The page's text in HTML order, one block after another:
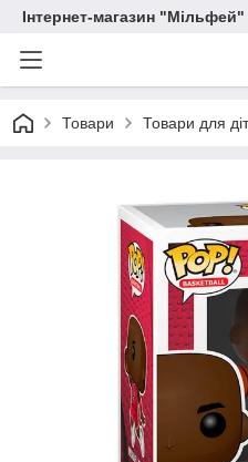
Інтернет-магазин "Мільфей"
Товари Товари для